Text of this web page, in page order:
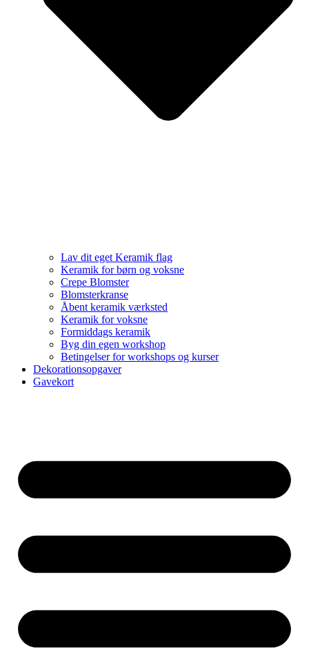
Lav dit eget Keramik flag
Keramik for børn og voksne
Crepe Blomster
Blomsterkranse
Åbent keramik værksted
Keramik for voksne
Formiddags keramik
Byg din egen workshop
Betingelser for workshops og kurser
Dekorationsopgaver
Gavekort